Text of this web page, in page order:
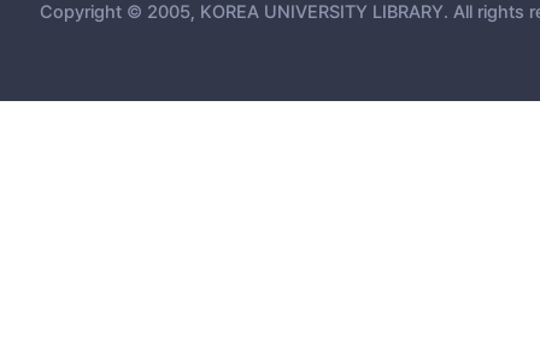
Copyright © 2005, KOREA UNIVERSITY LIBRARY. All rights